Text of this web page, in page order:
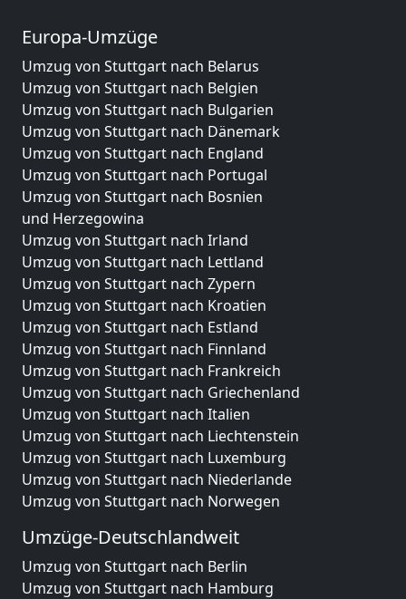
Europa-Umzüge
Umzug von Stuttgart nach Belarus
Umzug von Stuttgart nach Belgien
Umzug von Stuttgart nach Bulgarien
Umzug von Stuttgart nach Dänemark
Umzug von Stuttgart nach England
Umzug von Stuttgart nach Portugal
Umzug von Stuttgart nach Bosnien
und Herzegowina
Umzug von Stuttgart nach Irland
Umzug von Stuttgart nach Lettland
Umzug von Stuttgart nach Zypern
Umzug von Stuttgart nach Kroatien
Umzug von Stuttgart nach Estland
Umzug von Stuttgart nach Finnland
Umzug von Stuttgart nach Frankreich
Umzug von Stuttgart nach Griechenland
Umzug von Stuttgart nach Italien
Umzug von Stuttgart nach Liechtenstein
Umzug von Stuttgart nach Luxemburg
Umzug von Stuttgart nach Niederlande
Umzug von Stuttgart nach Norwegen
Umzüge-Deutschlandweit
Umzug von Stuttgart nach Berlin
Umzug von Stuttgart nach Hamburg